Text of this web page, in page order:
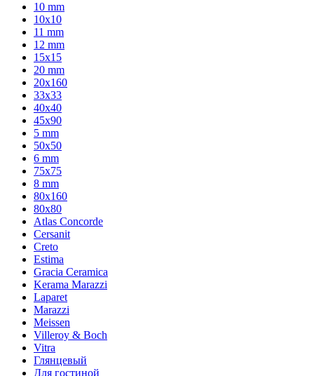
10 mm
10x10
11 mm
12 mm
15x15
20 mm
20х160
33x33
40х40
45x90
5 mm
50x50
6 mm
75х75
8 mm
80x160
80x80
Atlas Concorde
Cersanit
Creto
Estima
Gracia Ceramica
Kerama Marazzi
Laparet
Marazzi
Meissen
Villeroy & Boch
Vitra
Глянцевый
Для гостиной